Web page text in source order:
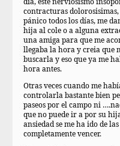
día, este nerviosismo
contracturas dolorosisimas,
pánico todos los días, me
hija al cole o a alguna
una amiga para que me
llegaba la hora y creia que
buscarla y eso que ya me
hora antes.
Otras veces cuando me
controlarla bastante bien
paseos por el campo ni
que no puede ir a por su
ansiedad se me ha ido de
completamente vencer.